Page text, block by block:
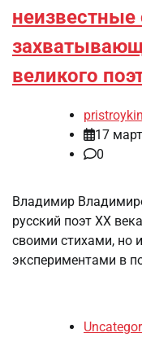
великого
pristroykin_
17
0
Владимир
русский поэт XX
своими стихами, но
экспериментами в